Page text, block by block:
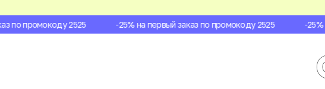
по промокоду 2525 -25% на первый заказ по промокоду 2525 -25%